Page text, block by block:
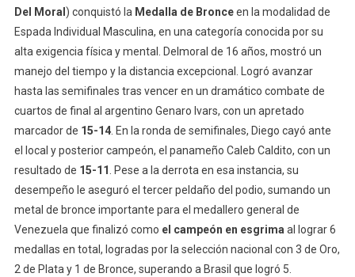
Del Moral ) conquistó la Medalla de Bronceen la modalidad de
Espada Individual Masculina, en una categoría conocida por su
alta exigencia física y mental. Delmoral de 16 años, mostró un
manejo del tiempo y la distancia excepcional. Logró avanzar
hasta las semifinales tras vencer en un dramático combate de
cuartos de final al argentino Genaro Ivars, con un apretado
marcador de 15-14. En la ronda de semifinales, Diego cayó ante
el local y posterior campeón, el panameño Caleb Caldito, con un
resultado de 15-11 . Pese a la derrota en esa instancia, su
desempeño le aseguró el tercer peldaño del podio, sumando un
metal de bronce importante para el medallero general de
Venezuela que finalizó como el campeón en esgrimaal lograr 6
medallas en total, logradas por la selección nacional con 3 de Oro,
2 de Plata y 1 de Bronce, superando a Brasil que logró 5.